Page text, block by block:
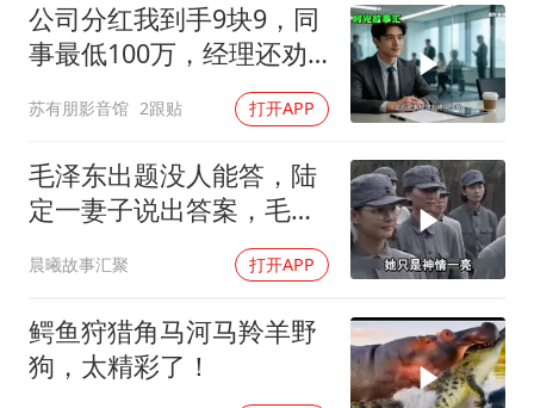
公司分红我到手9块9，同
事最低100万，经理还劝
我续签，我笑了：不签了
苏有朋影音馆 2跟贴 打开APP
毛泽东出题没人能答，陆
定一妻子说出答案，毛主
晨曦故事汇聚 打开APP
鳄鱼狩猎角马河马羚羊野
狗，太精彩了！